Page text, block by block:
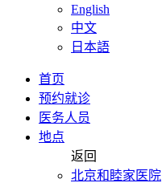
English
中文
日本語
首页
预约就诊
医务人员
地点
返回
北京和睦家医院